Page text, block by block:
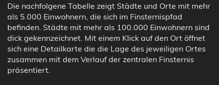
Die nachfolgene Tabelle zeigt Städte und Orte mit mehr
als 5.000 Einwohnern, die sich im Finsternispfad
befinden. Städte mit mehr als 100.000 Einwohnern sind
dick gekennzeichnet. Mit einem Klick auf den Ort öffnet
sich eine Detailkarte die die Lage des jeweiligen Ortes
zusammen mit dem Verlauf der zentralen Finsternis
präsentiert.